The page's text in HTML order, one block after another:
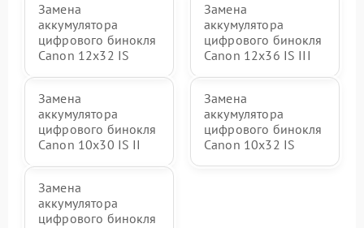
Замена
аккумулятора
цифрового бинокля
Canon 12x32 IS
Замена
аккумулятора
цифрового бинокля
Canon 12x36 IS III
Замена
аккумулятора
цифрового бинокля
Canon 10x30 IS II
Замена
аккумулятора
цифрового бинокля
Canon 10x32 IS
Замена
аккумулятора
цифрового бинокля